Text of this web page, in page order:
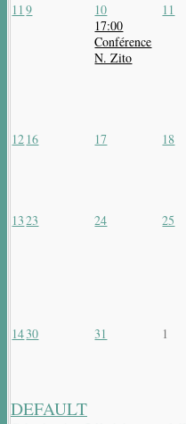
11 9
10
17:00
Conférence
N. Zito
11
12 16 17 18
1323 24 25
1430 31 1
DEFAULT